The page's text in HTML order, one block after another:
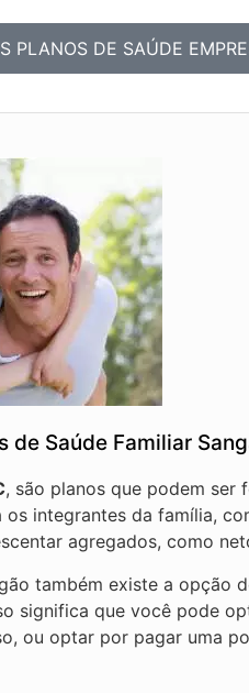
PLANOS DE SAÚDE
de Saúde Familiar
, são planos que podem ser
integrantes da família,
agregados, como
também existe a opção
significa que você pode
ou optar por pagar uma